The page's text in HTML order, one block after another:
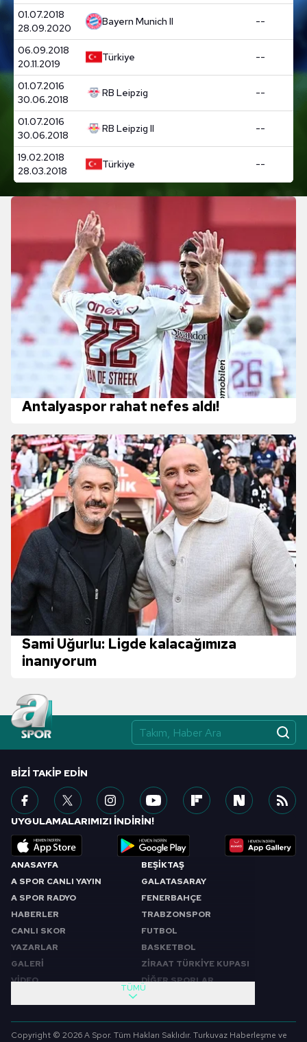
01.07.2018
28.09.2020
Bayern Munich II --
06.09.2018
20.11.2019
Türkiye --
01.07.2016
30.06.2018
RB Leipzig --
01.07.2016
30.06.2018
RB Leipzig II --
19.02.2018
28.03.2018
Türkiye --
Antalyaspor rahat nefes aldı!
Sami Uğurlu: Ligde kalacağımıza
inanıyorum
ANASAYFA
A SPOR CANLI YAYIN
A SPOR RADYO
HABERLER
CANLI SKOR
YAZARLAR
GALERİ
VİDEO
BEŞİKTAŞ
GALATASARAY
FENERBAHÇE
TRABZONSPOR
FUTBOL
BASKETBOL
ZİRAAT TÜRKİYE KUPASI
DİĞER SPORLAR
SABAH SPORU
FUTBOL
TÜMÜ
BIZI TAKIP EDIN
UYGULAMALARIMIZI İNDİRİN!
Copyright © 2026 A Spor. Tüm Hakları Saklıdır. Turkuvaz Haberleşme ve